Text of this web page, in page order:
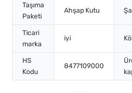
Taşıma
Paketi
Ahşap Kutu
Ticari
marka
iyi
HS
Kodu
8477109000